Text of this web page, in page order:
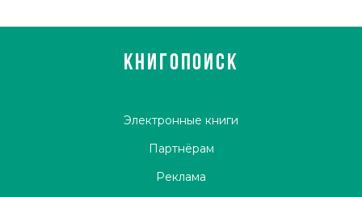
КНИГОПОИСК
Электронные книги
Партнёрам
Реклама